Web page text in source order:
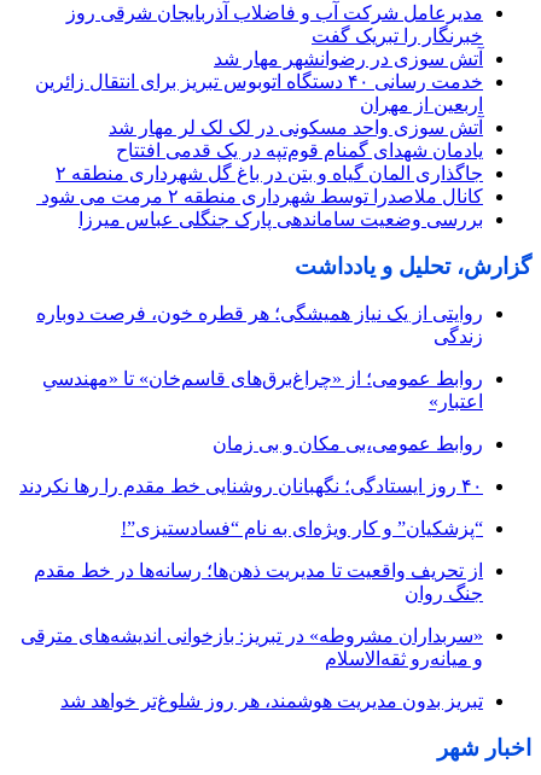
مدیرعامل شرکت آب و فاضلاب آذربایجان شرقی روز
خبرنگار را تبریک گفت
آتش سوزی در رضوانشهر مهار شد
خدمت رسانی ۴۰ دستگاه اتوبوس تبریز برای انتقال زائرین
اربعین از مهران
آتش سوزی واحد مسکونی در لک لک لر مهار شد
یادمان شهدای گمنام قوم‌تپه در یک قدمی افتتاح
جاگذاری المان گیاه و بتن در باغ گل شهرداری منطقه ۲
کانال ملاصدرا توسط شهرداری منطقه ۲ مرمت می شود
بررسی وضعیت ساماندهی پارک جنگلی عباس میرزا
گزارش، تحلیل و یادداشت
روایتی از یک نیاز همیشگی؛ هر قطره خون، فرصت دوباره
زندگی
روابط عمومی؛ از «چراغ‌برق‌های قاسم‌خان» تا «مهندسیِ
اعتبار»
روابط عمومی،بی مکان و بی زمان
۴۰ روز ایستادگی؛ نگهبانان روشنایی خط مقدم را رها نکردند
“پزشکیان” و کار ویژه‌ای به نام “فسادستیزی”!
از تحریف واقعیت تا مدیریت ذهن‌ها؛ رسانه‌ها در خط مقدم
جنگ روان
«سربداران مشروطه» در تبریز: بازخوانی اندیشه‌های مترقی
و میانه‌رو ثقه‌الاسلام
تبریز بدون مدیریت هوشمند، هر روز شلوغ‌تر خواهد شد
اخبار شهر